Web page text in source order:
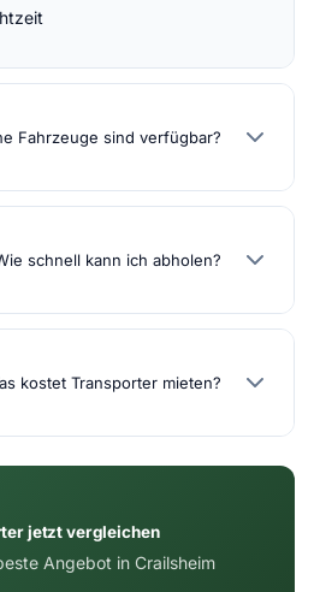
Fahrzeuge sind verfügbar?
schnell kann ich abholen?
kostet Transporter mieten?
jetzt vergleichen
Angebot in Crailsheim